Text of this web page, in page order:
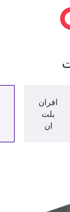
افران
بلت
ان